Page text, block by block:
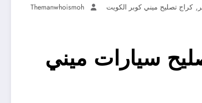
, كراج تصليح ميني كوبر الكويت
Themanwhoismoh
/ 99527787 / كراج تصليح سيارات ميني